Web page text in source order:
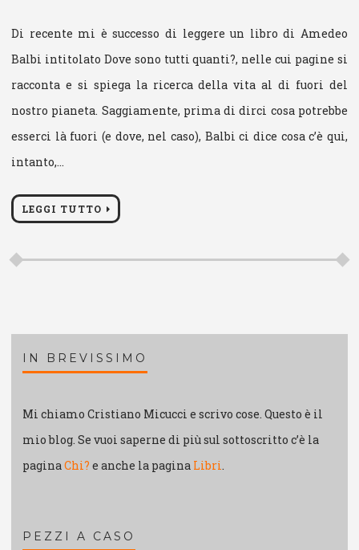
Di recente mi è successo di leggere un libro di Amedeo
Balbi intitolato Dove sono tutti quanti?, nelle cui pagine si
racconta e si spiega la ricerca della vita al di fuori del
nostro pianeta. Saggiamente, prima di dirci cosa potrebbe
esserci là fuori (e dove, nel caso), Balbi ci dice cosa c’è qui,
intanto,…
LEGGI TUTTO
IN BREVISSIMO
Mi chiamo Cristiano Micucci e scrivo cose. Questo è il
mio blog. Se vuoi saperne di più sul sottoscritto c’è la
paginaChi? e anche la pagina Libri.
PEZZI A CASO